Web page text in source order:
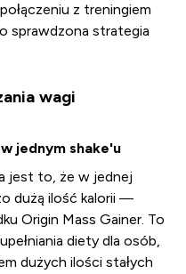
z treningiem
sprawdzona strategia
wagi
jednym shake'u
jest to, że w jednej
dużą ilość kalorii —
Origin Mass Gainer. To
diety dla osób,
dużych ilości stałych